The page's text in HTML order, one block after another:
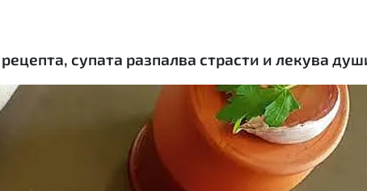
МОЯТ ГРАД
ТЕХНОЛОГИИ
ДА!НА
ДА! НА
КУЛТУРА
супата разпалва страсти и лекува